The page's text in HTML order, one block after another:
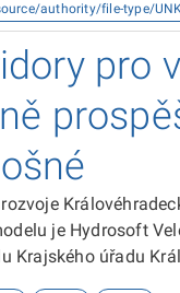
authority/file-type/
pro
je Hydrosoft
Krajského úřadu